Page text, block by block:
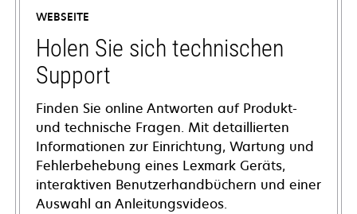
WEBSEITE
Holen Sie sich technischen
Support
Finden Sie online Antworten auf Produkt-
und technische Fragen. Mit detaillierten
Informationen zur Einrichtung, Wartung und
Fehlerbehebung eines Lexmark Geräts,
interaktiven Benutzerhandbüchern und einer
Auswahl an Anleitungsvideos.